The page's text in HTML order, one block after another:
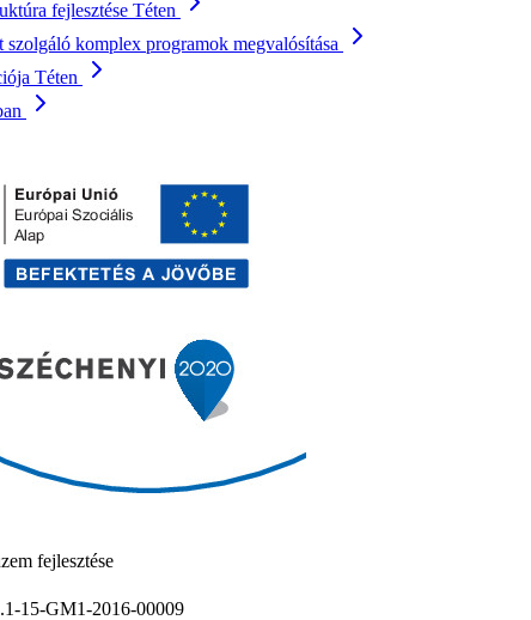
fejlesztése Téten
szolgáló komplex programok megvalósítása
Téten
fejlesztése
15-GM1-2016-00009